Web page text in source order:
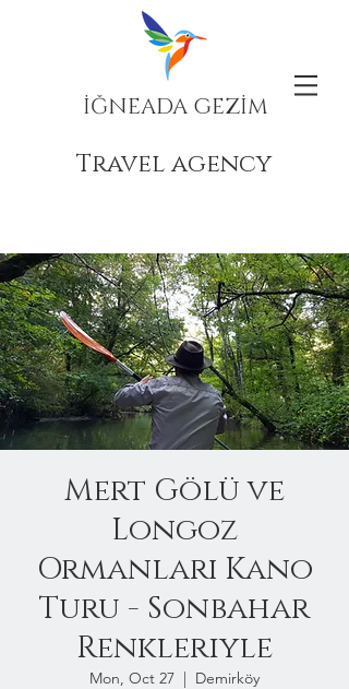
İĞNEADA GEZİM
Travel agency
Mert Gölü ve
Longoz
Ormanları Kano
Turu - Sonbahar
Renkleriyle
Mon, Oct 27
  |
Demirköy